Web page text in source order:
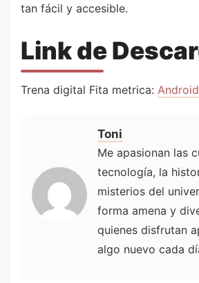
tan fácil y accesible.
Link de
Trena digital Fita metrica: Android
Toni
Me apasionan las
tecnología, la
misterios del
forma amena y
quienes disfrutan
algo nuevo cada